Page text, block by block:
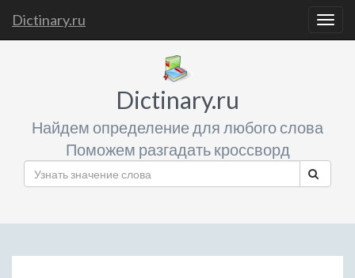
Dictinary.ru
Dictinary.ru
Найдем определение для любого слова
Поможем разгадать кроссворд